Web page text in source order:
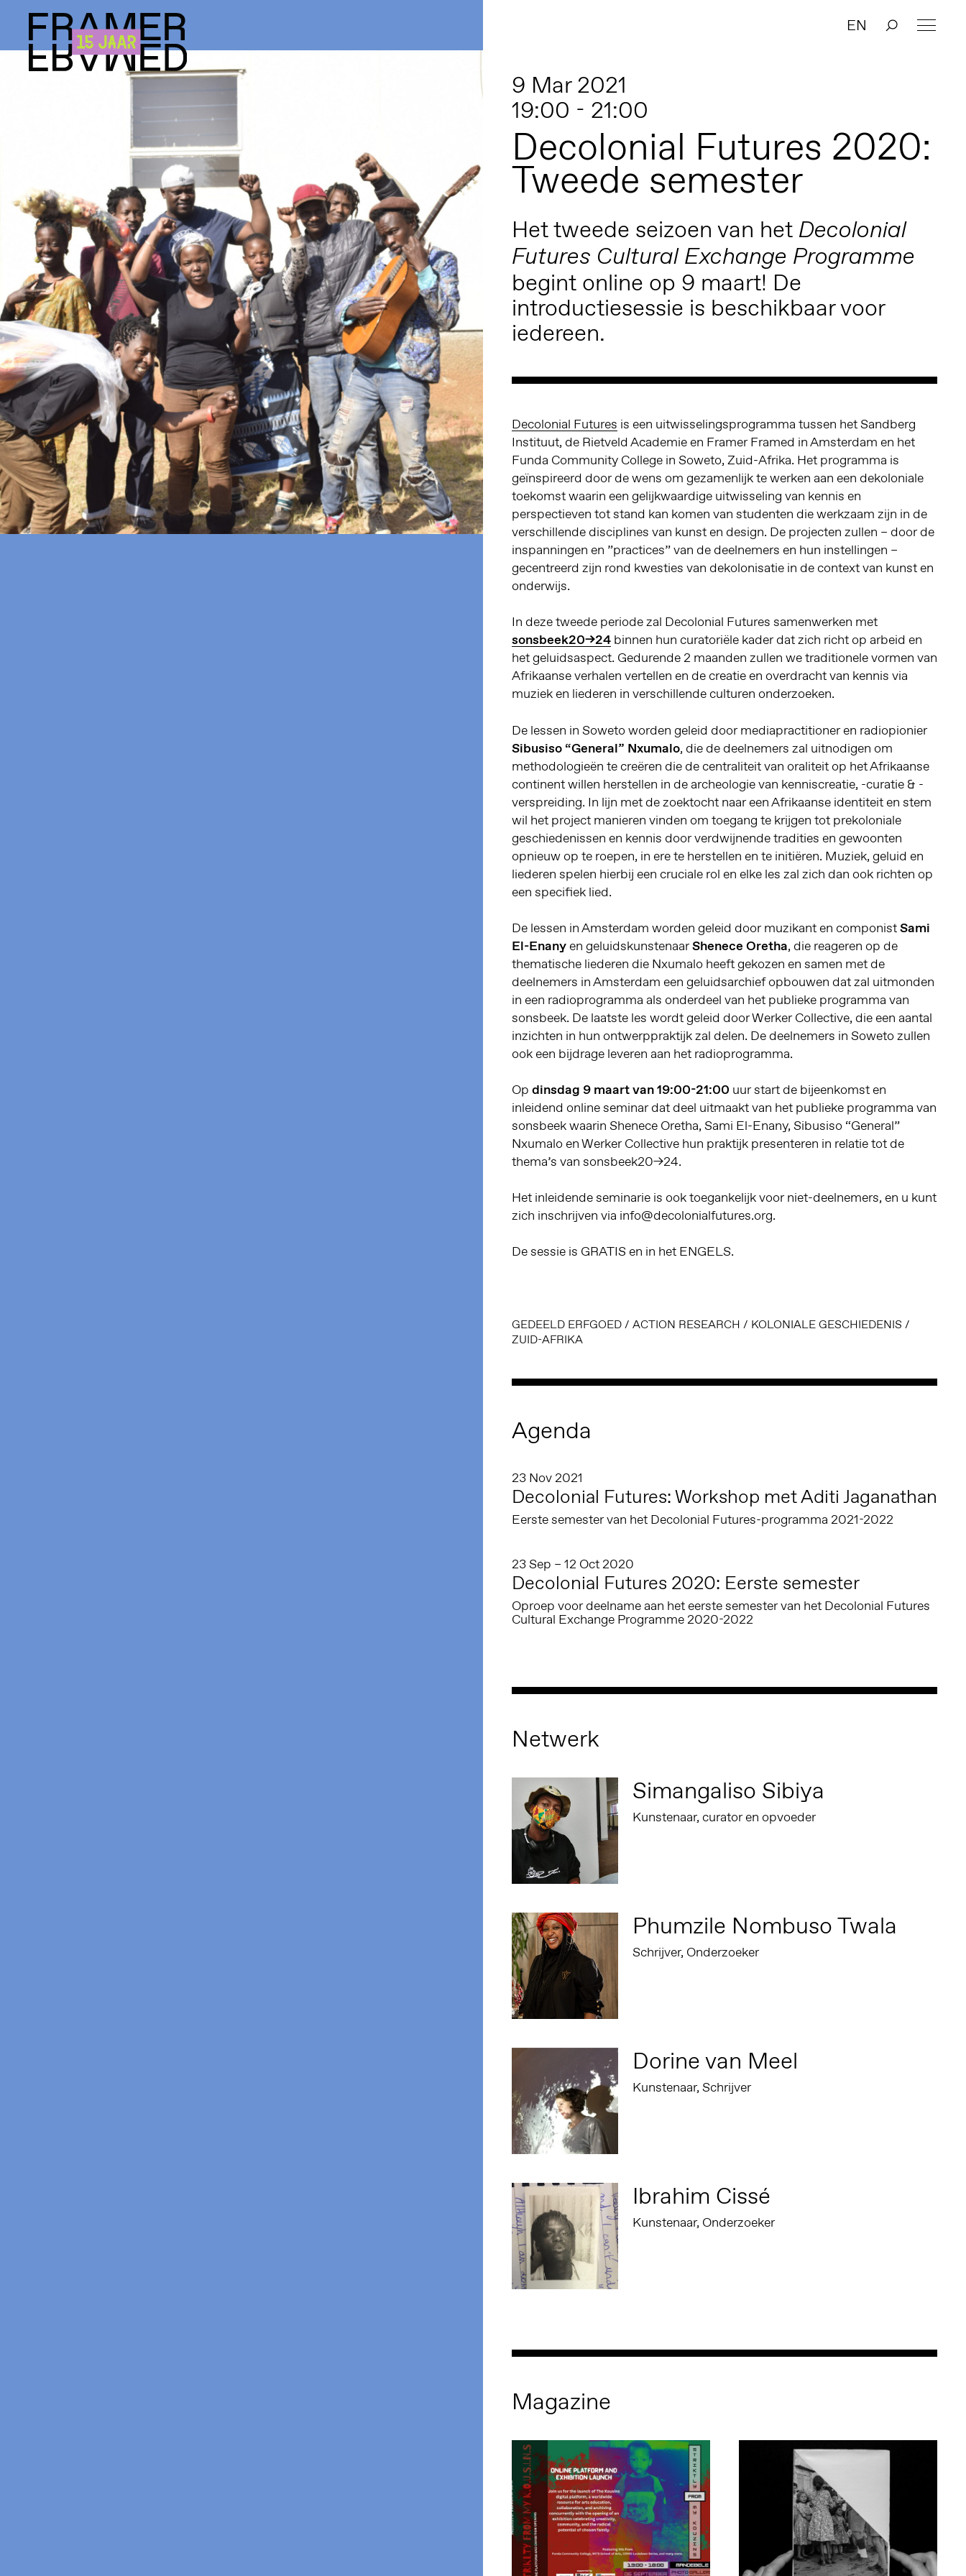
EN
9 Mar 2021
19:00 - 21:00
Decolonial Futures 2020:
Tweede semester
Het tweede seizoen van het Decolonial
Futures Cultural Exchange Programme
begint online op 9 maart! De
introductiesessie is beschikbaar voor
iedereen.
Decolonial Futures is een uitwisselingsprogramma tussen het Sandberg
Instituut, de Rietveld Academie en Framer Framed in Amsterdam en het
Funda Community College in Soweto, Zuid-Afrika. Het programma is
geïnspireerd door de wens om gezamenlijk te werken aan een dekoloniale
toekomst waarin een gelijkwaardige uitwisseling van kennis en
perspectieven tot stand kan komen van studenten die werkzaam zijn in de
verschillende disciplines van kunst en design. De projecten zullen – door de
inspanningen en ”practices” van de deelnemers en hun instellingen –
gecentreerd zijn rond kwesties van dekolonisatie in de context van kunst en
onderwijs.
In deze tweede periode zal Decolonial Futures samenwerken met
sonsbeek20→24 binnen hun curatoriële kader dat zich richt op arbeid en
het geluidsaspect. Gedurende 2 maanden zullen we traditionele vormen van
Afrikaanse verhalen vertellen en de creatie en overdracht van kennis via
muziek en liederen in verschillende culturen onderzoeken.
De lessen in Soweto worden geleid door mediapractitioner en radiopionier
Sibusiso “General” Nxumalo, die de deelnemers zal uitnodigen om
methodologieën te creëren die de centraliteit van oraliteit op het Afrikaanse
continent willen herstellen in de archeologie van kenniscreatie, -curatie & -
verspreiding. In lijn met de zoektocht naar een Afrikaanse identiteit en stem
wil het project manieren vinden om toegang te krijgen tot prekoloniale
geschiedenissen en kennis door verdwijnende tradities en gewoonten
opnieuw op te roepen, in ere te herstellen en te initiëren. Muziek, geluid en
liederen spelen hierbij een cruciale rol en elke les zal zich dan ook richten op
een specifiek lied.
De lessen in Amsterdam worden geleid door muzikant en componistSami
El-Enany en geluidskunstenaarShenece Oretha, die reageren op de
thematische liederen die Nxumalo heeft gekozen en samen met de
deelnemers in Amsterdam een geluidsarchief opbouwen dat zal uitmonden
in een radioprogramma als onderdeel van het publieke programma van
sonsbeek. De laatste les wordt geleid door Werker Collective, die een aantal
inzichten in hun ontwerppraktijk zal delen. De deelnemers in Soweto zullen
ook een bijdrage leveren aan het radioprogramma.
Op dinsdag 9 maart van 19:00-21:00 uur start de bijeenkomst en
inleidend online seminar dat deel uitmaakt van het publieke programma van
sonsbeek waarin Shenece Oretha, Sami El-Enany, Sibusiso “General”
Nxumalo en Werker Collective hun praktijk presenteren in relatie tot de
thema’s van sonsbeek20→24.
Het inleidende seminarie is ook toegankelijk voor niet-deelnemers, en u kunt
zich inschrijven via info@decolonialfutures.org.
De sessie is GRATIS en in het ENGELS.
GEDEELD ERFGOED/ ACTION RESEARCH / KOLONIALE GESCHIEDENIS /
ZUID-AFRIKA
Agenda
23 Nov 2021
Decolonial Futures: Workshop met Aditi Jaganathan
Eerste semester van het Decolonial Futures-programma 2021-2022
23 Sep – 12 Oct 2020
Decolonial Futures 2020: Eerste semester
Oproep voor deelname aan het eerste semester van het Decolonial Futures
Cultural Exchange Programme 2020-2022
Netwerk
Simangaliso Sibiya
Kunstenaar, curator en opvoeder
Phumzile Nombuso Twala
Schrijver, Onderzoeker
Dorine van Meel
Kunstenaar, Schrijver
Ibrahim Cissé
Kunstenaar, Onderzoeker
Magazine